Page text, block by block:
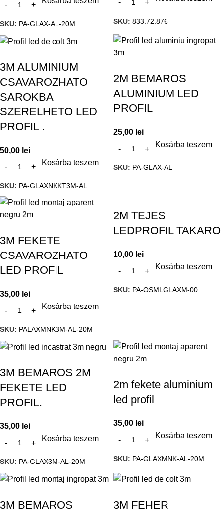
SKU: PA-GLAX-AL-20M SKU: 833.72.876
3M ALUMINIUM
CSAVAROZHATO
SAROKBA
SZERELHETO LED
PROFIL .
50,00 lei
Kosárba teszem
SKU: PA-GLAXNKKT3M-AL
2M BEMAROS
ALUMINIUM LED
PROFIL
25,00 lei
Kosárba teszem
SKU: PA-GLAX-AL
3M FEKETE
CSAVAROZHATO
LED PROFIL
35,00 lei
Kosárba teszem
SKU: PALAXMNK3M-AL-20M
2M TEJES
LEDPROFIL TAKARO
10,00 lei
Kosárba teszem
SKU: PA-OSMLGLAXM-00
3M BEMAROS 2M
FEKETE LED
PROFIL.
35,00 lei
Kosárba teszem
SKU: PA-GLAX3M-AL-20M
2m fekete aluminium
led profil
35,00 lei
Kosárba teszem
SKU: PA-GLAXMNK-AL-20M
3M BEMAROS
3M FEHER